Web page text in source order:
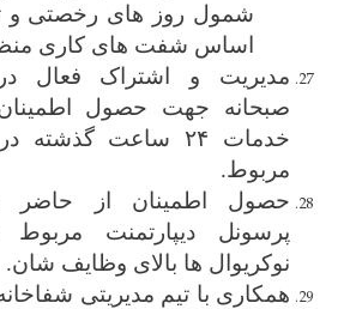
شمول روز های رخصتی و
اساس شفت های کاری
مدیریت و اشتراک فعال در
صبحانه جهت حصول
خدمات ۲۴ ساعت گذشته
مربوط.
حصول اطمینان از حاضر
پرسونل دیپارتمنت مربوط
نوکریوال ها بالای وظایف شان.
همکاری با تیم مدیریتی